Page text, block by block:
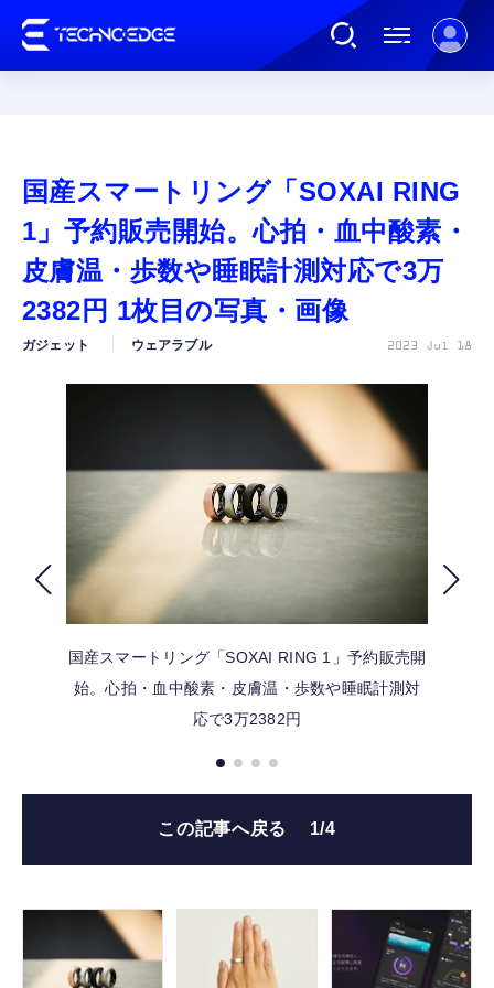
AI
ガジェット
ゲーム
カルチャー
公式ストア
FOLLOW US
国産スマートリング「SOXAI RING
1」予約販売開始。心拍・血中酸素・
皮膚温・歩数や睡眠計測対応で3万
2382円 1枚目の写真・画像
ガジェット ウェアラブル 2023 Jul 18
国産スマートリング「SOXAI RING 1」予約販売開
始。心拍・血中酸素・皮膚温・歩数や睡眠計測対
応で3万2382円
この記事へ戻る 1/4